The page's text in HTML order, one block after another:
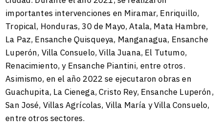
importantes intervenciones en Miramar, Enriquillo,
Tropical, Honduras, 30 de Mayo, Atala, Mata Hambre,
La Paz, Ensanche Quisqueya, Manganagua, Ensanche
Luperón, Villa Consuelo, Villa Juana, El Tutumo,
Renacimiento, y Ensanche Piantini, entre otros.
Asimismo, en el año 2022 se ejecutaron obras en
Guachupita, La Cienega, Cristo Rey, Ensanche Luperón,
San José, Villas Agrícolas, Villa María y Villa Consuelo,
entre otros sectores.